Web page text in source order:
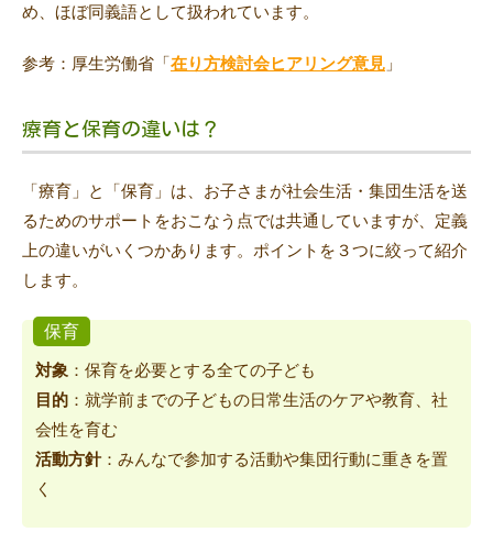
め、ほぼ同義語として扱われています。
参考：厚生労働省「在り方検討会ヒアリング意見 」
療育と保育の違いは？
「療育」と「保育」は、お子さまが社会生活・集団生活を送
るためのサポートをおこなう点では共通していますが、定義
上の違いがいくつかあります。ポイントを３つに絞って紹介
します。
保育
対象 ：保育を必要とする全ての子ども
目的 ：就学前までの子どもの日常生活のケアや教育、社
会性を育む
活動方針：みんなで参加する活動や集団行動に重きを置
く